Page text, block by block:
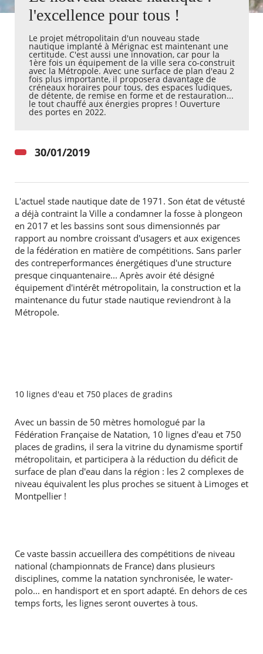
Les
Actualités
Kiosque
Espace de services en ligne
Facebook
X Instagram
Youtube
Linkedin
RECHERCHER ...
l'excellence pour tous !
Le projet métropolitain d'un nouveau stade
nautique implanté à Mérignac est maintenant une
certitude. C'est aussi une innovation, car pour la
1ère fois un équipement de la ville sera co-construit
avec la Métropole. Avec une surface de plan d'eau 2
fois plus importante, il proposera davantage de
créneaux horaires pour tous, des espaces ludiques,
de détente, de remise en forme et de restauration...
le tout chauffé aux énergies propres ! Ouverture
des portes en 2022.
30/01/2019
L'actuel stade nautique date de 1971. Son état de vétusté
a déjà contraint la Ville a condamner la fosse à plongeon
en 2017 et les bassins sont sous dimensionnés par
rapport au nombre croissant d'usagers et aux exigences
de la fédération en matière de compétitions. Sans parler
des contreperformances énergétiques d'une structure
presque cinquantenaire... Après avoir été désigné
équipement d'intérêt métropolitain, la construction et la
maintenance du futur stade nautique reviendront à la
Métropole.
10 lignes d'eau et 750 places de gradins
Avec un bassin de 50 mètres homologué par la
Fédération Française de Natation, 10 lignes d'eau et 750
places de gradins, il sera la vitrine du dynamisme sportif
métropolitain, et participera à la réduction du déficit de
surface de plan d'eau dans la région : les 2 complexes de
niveau équivalent les plus proches se situent à Limoges et
Montpellier !
Ce vaste bassin accueillera des compétitions de niveau
national (championnats de France) dans plusieurs
disciplines, comme la natation synchronisée, le water-
polo... en handisport et en sport adapté. En dehors de ces
temps forts, les lignes seront ouvertes à tous.